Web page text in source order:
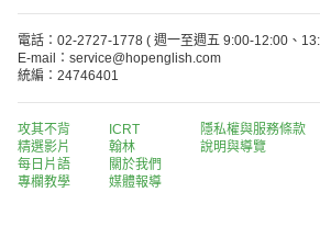
電話：02-2727-1778 ( 週一至週五 9:00-12:00、
E-mail：service@hopenglish.com
統編：24746401
攻其不背
精選影片
每日片語
專欄教學
ICRT
翰林
關於我們
媒體報導
隱私權與服務條款
說明與導覽